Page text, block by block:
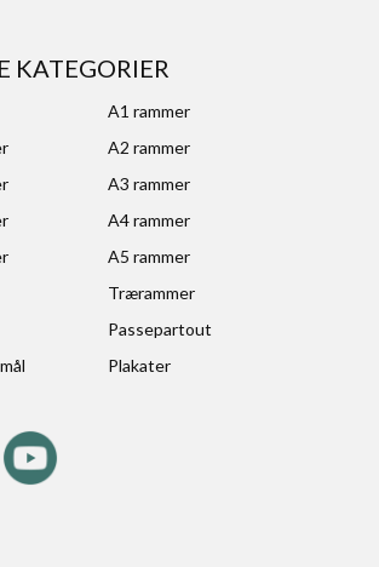
KATEGORIER
A1 rammer
A2 rammer
A3 rammer
A4 rammer
A5 rammer
Trærammer
Passepartout
Plakater